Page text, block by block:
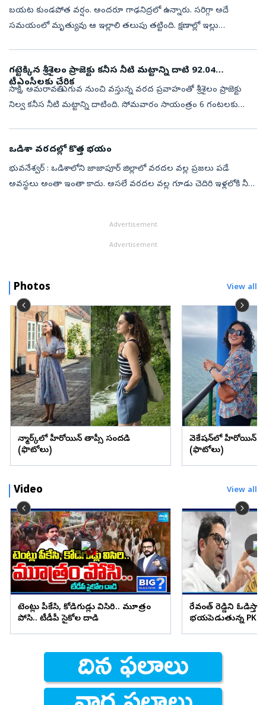
బయట కుండపోత వర్షం. అందరూ గాఢనిద్రలో ఉన్నారు. సరిగ్గా అదే
సమయంలో మృత్యువు ఆ ఇల్లాలి తలుపు తట్టింది. క్షణాల్లో ఇల్లు
గట్టెక్కిన శ్రీశైలం ప్రాజెక్టు కనీస నీటి మట్టాన్ని దాటి 92.04
టీఎంసీలకు చేరిక
సాక్షి, అమరావతి: ఎగువ నుంచి వస్తున్న వరద ప్రవాహంతో శ్రీశైలం ప్రాజెక్టు
నిల్వ కనీస నీటి మట్టాన్ని దాటింది. సోమవారం సాయంత్రం 6 గంటలకు
ఒడిశా వరదల్లో కొత్త భయం
భువనేశ్వర్ : ఒడిశాలోని జాజాపూర్‌ జిల్లాలో వరదల వల్ల ప్రజలు పడే
అవస్థలు అంతా ఇంతా కాదు. అసలే వరదల వల్ల గూడు చెదిరి ఇళ్లలోకి నీరు
Advertisement
Advertisement
Photos View all
డెన్మార్క్‌లో హీరోయిన్ తాప్సీ సందడి
(ఫొటోలు)
వెకేషన్‌లో హీరోయిన్
(ఫొటోలు)
Video View all
టెంట్లు పీకేసి, కోడిగుడ్లు విసిరి.. మూత్రం
పోసి.. టీడీపీ సైకోల దాడి
రేవంత్ రెడ్డిని ఓడిస్తా..
భయపెడుతున్న PK